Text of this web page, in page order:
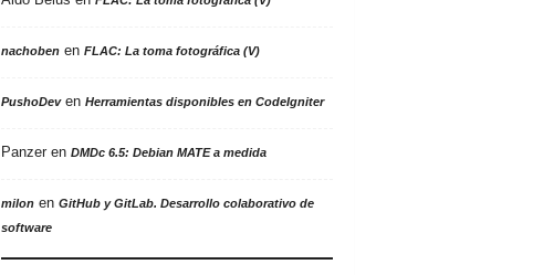
nachobenen FLAC: La toma fotográfica (V)
PushoDeven Herramientas disponibles en CodeIgniter
Panzeren DMDc 6.5: Debian MATE a medida
milonen GitHub y GitLab. Desarrollo colaborativo de
software